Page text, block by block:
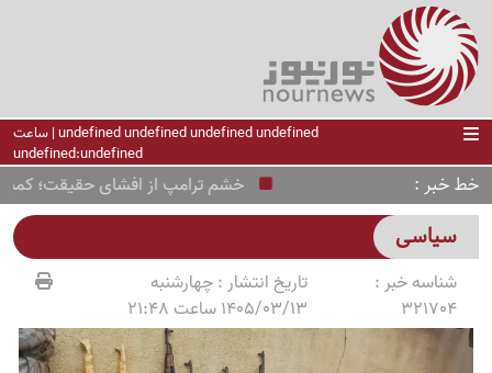
undefined undefined undefined undefined | ساعت
undefined:undefined
خط خبر خشم ترامپ از افشای حقیقت؛ کمبود
سیاسی
شناسه خبر :
321704
تاریخ انتشار :چهارشنبه
1405/03/13 ساعت 21:48